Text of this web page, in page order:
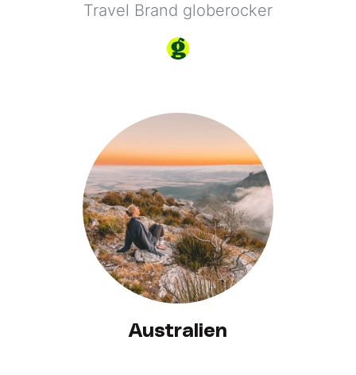
Travel Brand globerocker
Australien